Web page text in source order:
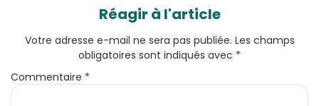
Réagir à l'article
Votre adresse e-mail ne sera pas publiée. Les champs
obligatoires sont indiqués avec *
Commentaire *